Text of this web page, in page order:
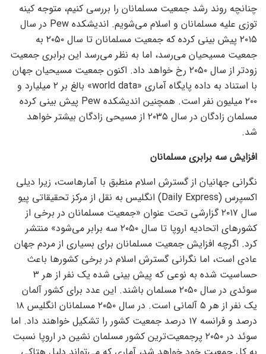
چنانچه روند رشد جمعیت مسلمانان را بررسی کنیم، متوجه کینه
توزی علیه مسلمانان و اسلام می‌شویم. اندیشکده Pew در سال
۲۰۱۵ پیش بینی کرده که جمعیت مسلمانان تا سال ۲۰۵۰ به
جمعیت مسیحیان می‌رسد، اما به نظر می‌رسد این برابری جمعیت
زودتر از سال ۲۰۵۰ رخ خواهد داد. اکنون جمعیت مسیحیان جهان
با استناد به داده پایگاه آماری «world data» بالغ بر ۲ میلیارد و
۲۰۰ میلیون نفر است. همچنین اندیشکده Pew پیش بینی کرده
مسلمان زادگان در سال ۲۰۳۵ از مسیحی زادگان بیشتر خواهد
شد.
افزایش سه برابری مسلمانان
نگرانی جهانیان از گسترش اسلام منطبق با آمارهاست، زیرا دیلی
اکسپرس (Daily Express) انگلیس به نقل از مرکز تحقیقاتی پیو
سال ۲۰۱۷ گزارشی تحت عنوان «جمعیت مسلمانان در برخی از
کشور‌های اتحادیه اروپا تا سال ۲۰۵۰ سه برابر می‌شود» منتشر
کرد. اگرچه افزایش جمعیت مسلمانان برای بسیاری از مردم جهان
عادی است، اما نگرانی گسترش اسلام در برخی کشور‌ها باعث
حساسیت شده به نوعی که پیش بینی شده یک نفر از هر ۳
سوئدی در سال ۲۰۵۰ مسلمان باشند. این عدد برای کشور آلمان
یک نفر از هر ۵ آلمانی است. در سال ۲۰۵۰ مسلمانان انگلیس ۱۸
درصد و فرانسه ۱۷ درصد جمعیت کشور را تشکیل خواهند داد. اما
سوئد در ۲۰۵۰ پرجمعیت‌ترین کشور مسلمان نشین در اروپا نسبت